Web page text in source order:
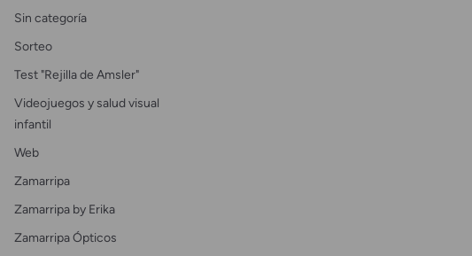
Sin categoría
Sorteo
Test "Rejilla de Amsler"
Videojuegos y salud visual
infantil
Web
Zamarripa
Zamarripa by Erika
Zamarripa Ópticos